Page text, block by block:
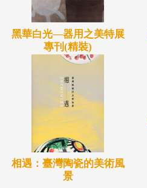
黑華白光—器用之美特展
專刊(精裝)
相遇：臺灣陶瓷的美術風
景